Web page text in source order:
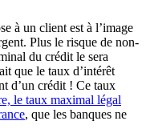
à un client est à l’image
Plus le risque de non-
du crédit le sera
que le taux d’intérêt
d’un crédit ! Ce taux
le taux maximal légal
, que les banques ne